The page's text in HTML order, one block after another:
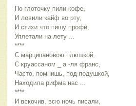
По глоточку пили кофе,
И ловили кайф во рту,
И стихи что пишу профи,
Уплетали на лету ...
****
С марципановою плюшкой,
С круассаном _ а -ля франс,
Часто, помнишь, под подушкой,
Находила рифма нас ...
****
И вскочив, всю ночь писали,